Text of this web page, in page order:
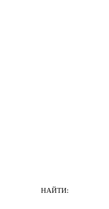
НАЙТИ: